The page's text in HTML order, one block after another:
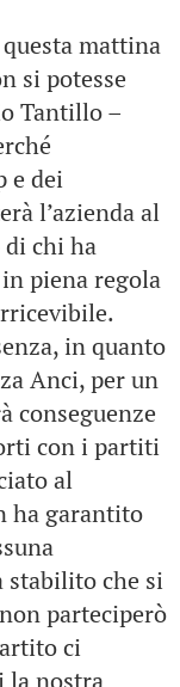
questa mattina
si potesse
Tantillo –
e dei
l’azienda al
di chi ha
piena regola
in quanto
Anci, per un
conseguenze
con i partiti
al
ha garantito
stabilito che si
parteciperò
ci
la nostra